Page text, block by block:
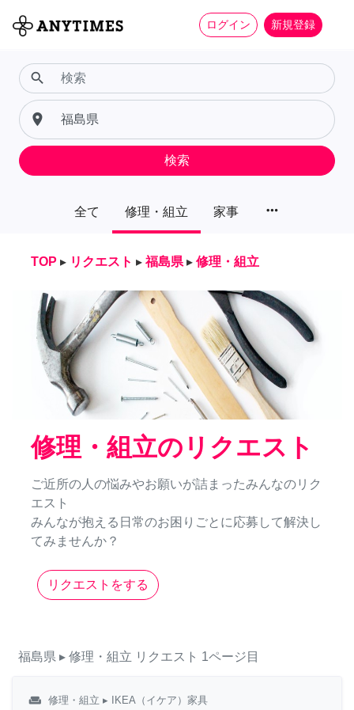
ログイン 新規登録
全て 修理・組立 家事 more_horiz
search
place
検索
TOP ▸ リクエスト ▸ 福島県 ▸ 修理・組立
修理・組立のリクエスト
ご近所の人の悩みやお願いが詰まったみんなのリク
エスト
みんなが抱える日常のお困りごとに応募して解決し
てみませんか？
リクエストをする
福島県 ▸ 修理・組立 リクエスト 1ページ目
weekend 修理・組立 ▸ IKEA（イケア）家具